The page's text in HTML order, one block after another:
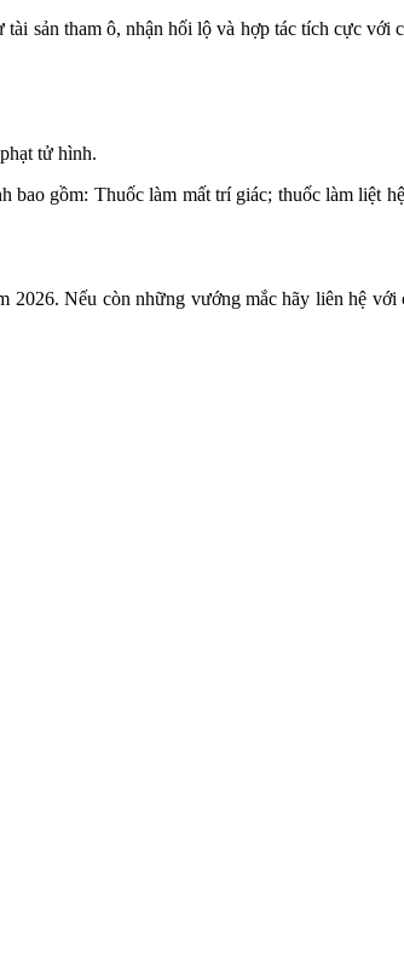
sản tham ô, nhận hối lộ và hợp tác tích cực với
tử hình.
gồm: Thuốc làm mất trí giác; thuốc làm liệt
2026. Nếu còn những vướng mắc hãy liên hệ với